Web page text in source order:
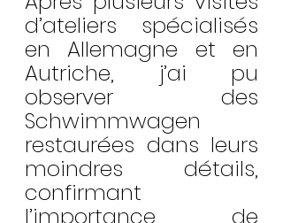
d’ateliers spécialisés
en Allemagne et en
Autriche, j’ai pu
observer des
Schwimmwagen
restaurées dans leurs
moindres détails,
confirmant
l’importance de